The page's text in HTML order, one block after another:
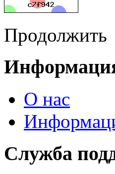
Продолжить
О нас
Служба